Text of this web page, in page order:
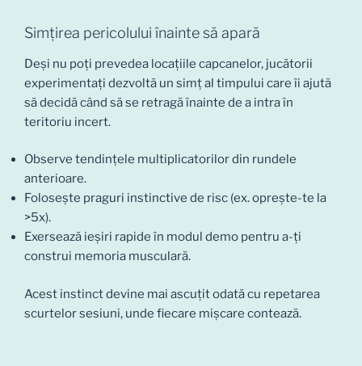
Simțirea pericolului înainte să apară
Deși nu poți prevedea locațiile capcanelor, jucătorii
experimentați dezvoltă un simț al timpului care îi ajută
să decidă când să se retragă înainte de a intra în
teritoriu incert.
Observe tendințele multiplicatorilor din rundele
anterioare.
Folosește praguri instinctive de risc (ex. oprește-te la
>5x).
Exersează ieșiri rapide în modul demo pentru a-ți
construi memoria musculară.
Acest instinct devine mai ascuțit odată cu repetarea
scurtelor sesiuni, unde fiecare mișcare contează.